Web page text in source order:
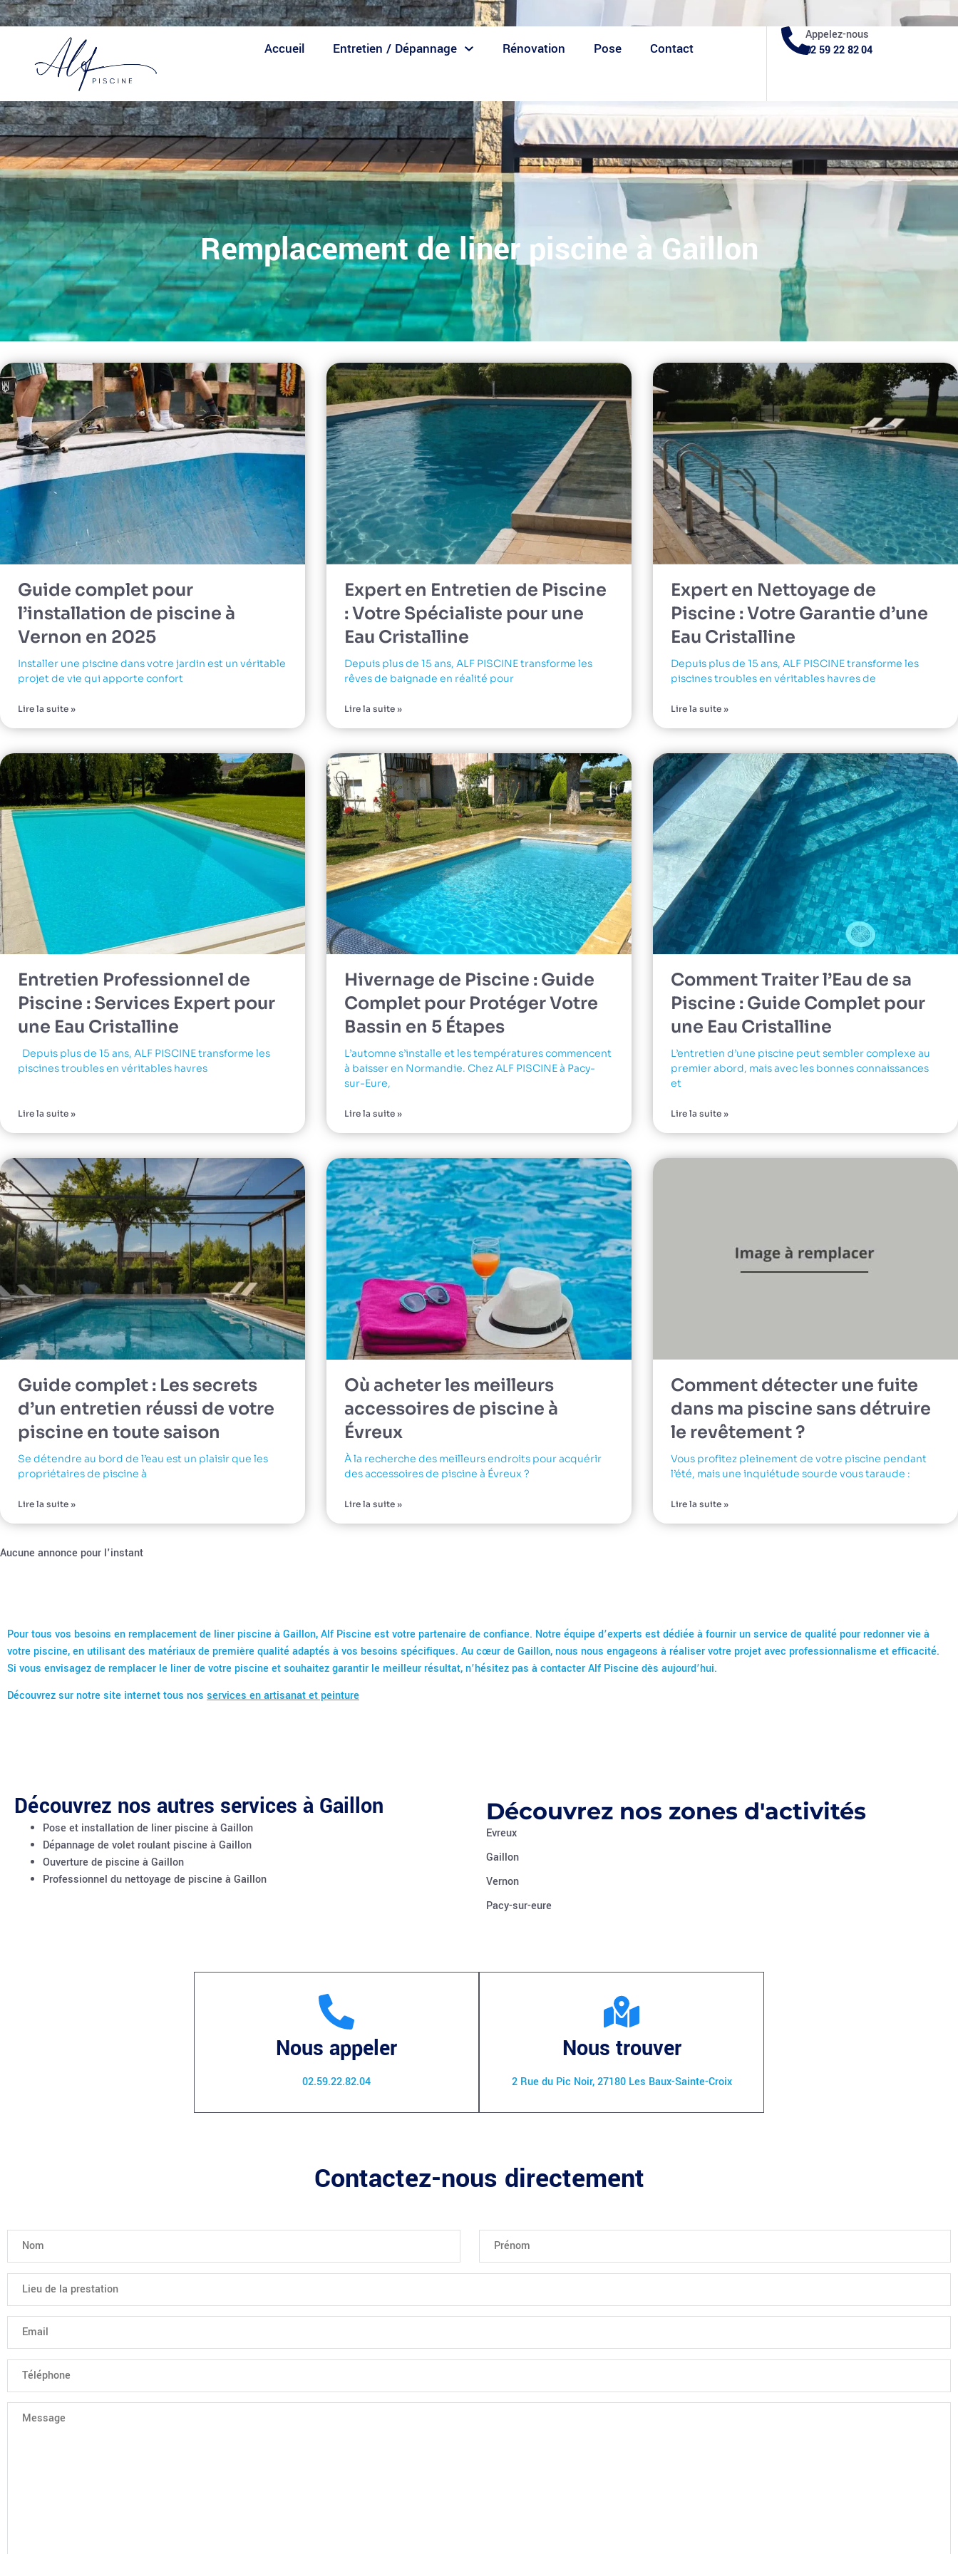
Expertise Fiabilité Expertise
Accueil Entretien / Dépannage Rénovation Pose Contact
Appelez-nous
02 59 22 82 04
Remplacement de liner piscine à Gaillon
Guide complet pour
l’installation de piscine à
Vernon en 2025
Installer une piscine dans votre jardin est un véritable
projet de vie qui apporte confort
Lire la suite »
Expert en Entretien de Piscine
: Votre Spécialiste pour une
Eau Cristalline
Depuis plus de 15 ans, ALF PISCINE transforme les
rêves de baignade en réalité pour
Lire la suite »
Expert en Nettoyage de
Piscine : Votre Garantie d’une
Eau Cristalline
Depuis plus de 15 ans, ALF PISCINE transforme les
piscines troubles en véritables havres de
Lire la suite »
Entretien Professionnel de
Piscine : Services Expert pour
une Eau Cristalline
Depuis plus de 15 ans, ALF PISCINE transforme les
piscines troubles en véritables havres
Lire la suite »
Hivernage de Piscine : Guide
Complet pour Protéger Votre
Bassin en 5 Étapes
L’automne s’installe et les températures commencent
à baisser en Normandie. Chez ALF PISCINE à Pacy-
sur-Eure,
Lire la suite »
Comment Traiter l’Eau de sa
Piscine : Guide Complet pour
une Eau Cristalline
L’entretien d’une piscine peut sembler complexe au
premier abord, mais avec les bonnes connaissances
et
Lire la suite »
Guide complet : Les secrets
d’un entretien réussi de votre
piscine en toute saison
Se détendre au bord de l’eau est un plaisir que les
propriétaires de piscine à
Lire la suite »
Où acheter les meilleurs
accessoires de piscine à
Évreux
À la recherche des meilleurs endroits pour acquérir
des accessoires de piscine à Évreux ?
Lire la suite »
Comment détecter une fuite
dans ma piscine sans détruire
le revêtement ?
Vous profitez pleinement de votre piscine pendant
l’été, mais une inquiétude sourde vous taraude :
Lire la suite »
Aucune annonce pour l'instant
Pour tous vos besoins en remplacement de liner piscine à Gaillon, Alf Piscine est votre partenaire de confiance. Notre équipe d’experts est dédiée à fournir un service de qualité pour redonner vie à
votre piscine, en utilisant des matériaux de première qualité adaptés à vos besoins spécifiques. Au cœur de Gaillon, nous nous engageons à réaliser votre projet avec professionnalisme et efficacité.
Si vous envisagez de remplacer le liner de votre piscine et souhaitez garantir le meilleur résultat, n’hésitez pas à contacter Alf Piscine dès aujourd’hui.
Découvrez sur notre site internet tous nos services en artisanat et peinture
Découvrez nos autres services à Gaillon
Pose et installation de liner piscine à Gaillon
Dépannage de volet roulant piscine à Gaillon
Ouverture de piscine à Gaillon
Professionnel du nettoyage de piscine à Gaillon
Découvrez nos zones d'activités
Evreux
Gaillon
Vernon
Pacy-sur-eure
Nous appeler
02.59.22.82.04
Nous trouver
2 Rue du Pic Noir, 27180 Les Baux-Sainte-Croix
Contactez-nous directement